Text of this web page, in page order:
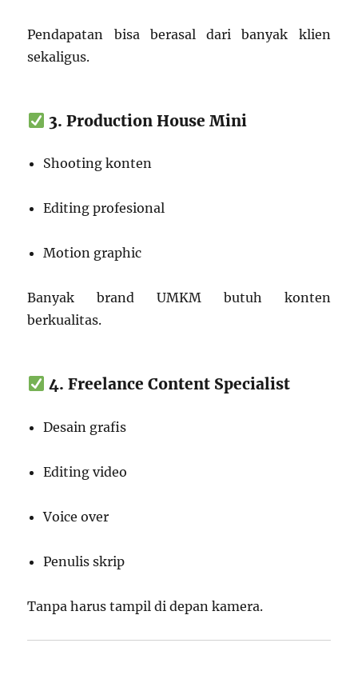
Pendapatan bisa berasal dari banyak klien
sekaligus.
3. Production House Mini
Shooting konten
Editing profesional
Motion graphic
Banyak brand UMKM butuh konten
berkualitas.
4. Freelance Content Specialist
Desain grafis
Editing video
Voice over
Penulis skrip
Tanpa harus tampil di depan kamera.